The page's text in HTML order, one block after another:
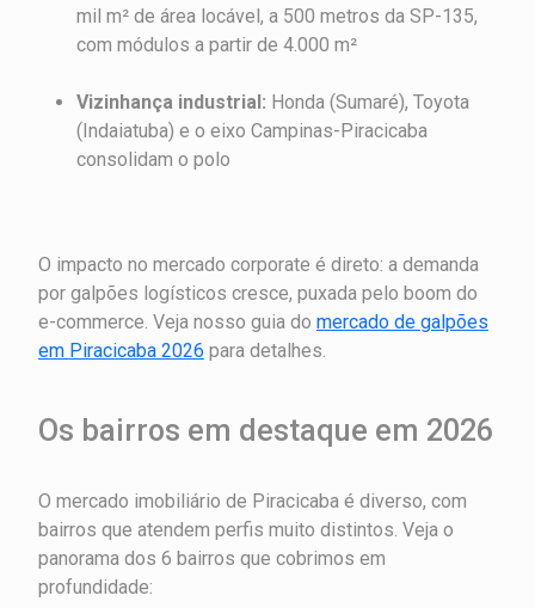
mil m² de área locável, a 500 metros da SP-135,
com módulos a partir de 4.000 m²
Vizinhança industrial: Honda (Sumaré), Toyota
(Indaiatuba) e o eixo Campinas-Piracicaba
consolidam o polo
O impacto no mercado corporate é direto: a demanda
por galpões logísticos cresce, puxada pelo boom do
e-commerce. Veja nosso guia do mercado de galpões
em Piracicaba 2026 para detalhes.
Os bairros em destaque em 2026
O mercado imobiliário de Piracicaba é diverso, com
bairros que atendem perfis muito distintos. Veja o
panorama dos 6 bairros que cobrimos em
profundidade: